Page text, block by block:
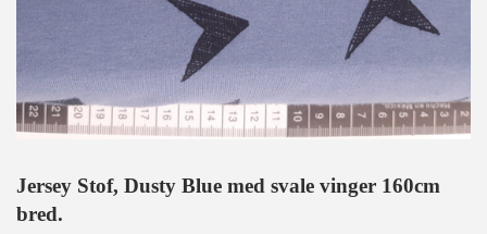
Jersey Stof, Dusty Blue med svale vinger 160cm
bred.